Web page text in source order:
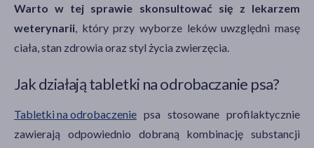
Warto w tej sprawie skonsultować się z lekarzem
weterynarii , który przy wyborze leków uwzględni masę
ciała, stan zdrowia oraz styl życia zwierzęcia.
Jak działają tabletki na odrobaczanie psa?
Tabletki na odrobaczenie psa stosowane profilaktycznie
zawierają odpowiednio dobraną kombinację substancji